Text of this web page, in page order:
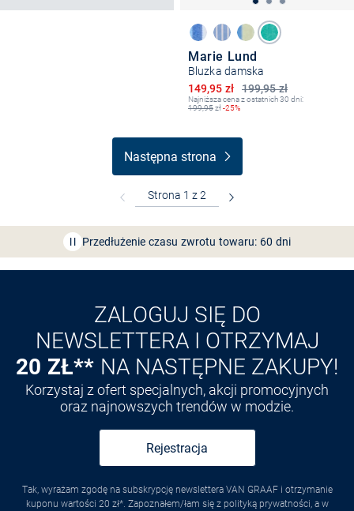
Marie Lund
Bluzka damska
199,95 zł
Obniżona cena
149,95 zł
Najniższa cena z ostatnich 30 dni:
199,95zł-25%
Następna strona
Bezpłatna dostawa z FriendsCLUB
Przedłużenie czasu zwrotu towaru: 60 dni
Odkryj aplikację VANGRAAF
ZALOGUJ SIĘ DO
NEWSLETTERA I OTRZYMAJ
20 ZŁ** NA NASTĘPNE ZAKUPY!
Korzystaj z ofert specjalnych, akcji promocyjnych
oraz najnowszych trendów w modzie.
Rejestracja
Tak, wyrażam zgodę na subskrypcję newslettera VAN GRAAF i otrzymanie
kuponu wartości 20 zł*. Zapoznałem/łam się z polityką prywatności, a w